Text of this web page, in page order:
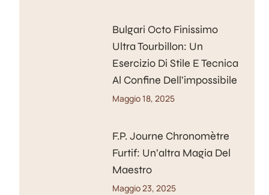
Bulgari Octo Finissimo
Ultra Tourbillon: Un
Esercizio Di Stile E Tecnica
Al Confine Dell’impossibile
Maggio 18, 2025
F.P. Journe Chronomètre
Furtif: Un’altra Magia Del
Maestro
Maggio 23, 2025